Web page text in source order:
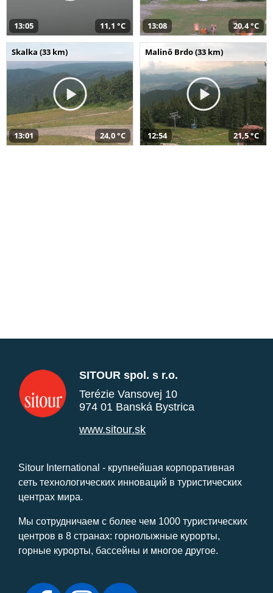
13:05 11,1 °C 13:08 20,4 °C
Skalka (33 km)
13:01 24,0 °C
Malinô Brdo (33 km)
12:54 21,5 °C
SITOUR spol. s r.o.
Terézie Vansovej 10
974 01 Banská Bystrica
www.sitour.sk
Sitour International - крупнейшая корпоративная
сеть технологических инноваций в туристических
центрах мира.
Мы сотрудничаем с более чем 1000 туристических
центров в 8 странах: горнолыжные курорты,
горные курорты, бассейны и многое другое.